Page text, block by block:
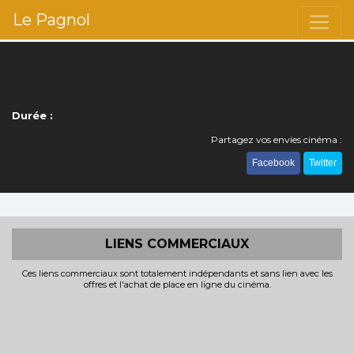
Le Pagnol
Durée :
Partagez vos envies cinéma :
Facebook Twitter
LIENS COMMERCIAUX
Ces liens commerciaux sont totalement indépendants et sans lien avec les
offres et l'achat de place en ligne du cinéma.